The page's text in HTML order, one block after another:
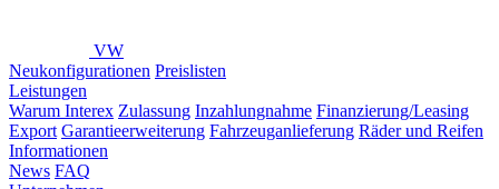
VW
Neukonfigurationen Preislisten
Leistungen
Warum Interex Zulassung Inzahlungnahme Finanzierung/Leasing
Export Garantieerweiterung Fahrzeuganlieferung Räder und Reifen
Informationen
News FAQ